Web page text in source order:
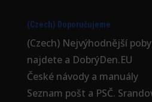
(Czech) Doporučujeme
(Czech) Nejvýhodnější
najdete a DobrýDen.EU
České návodya manuály
Seznam pošt a PSČ.